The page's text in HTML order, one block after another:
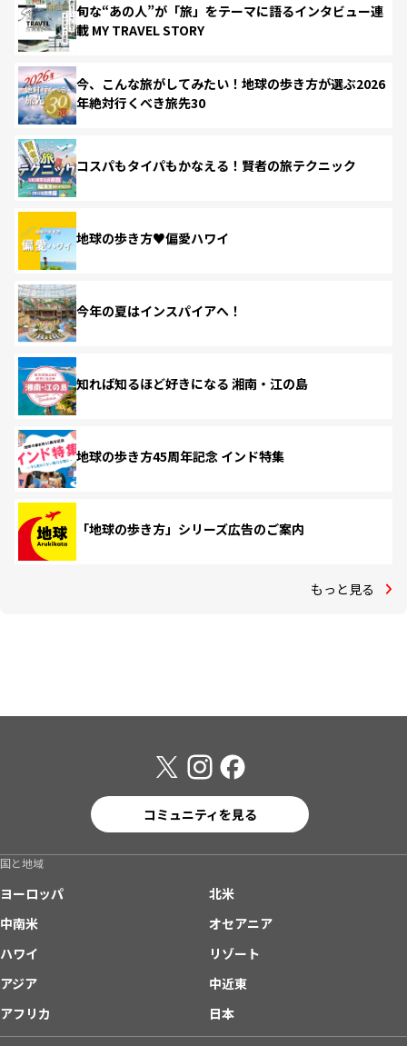
旬な“あの人”が「旅」をテーマに語るインタビュー連
載 MY TRAVEL STORY
今、こんな旅がしてみたい！地球の歩き方が選ぶ2026
年絶対行くべき旅先30
コスパもタイパもかなえる！賢者の旅テクニック
地球の歩き方♥偏愛ハワイ
今年の夏はインスパイアへ！
知れば知るほど好きになる 湘南・江の島
地球の歩き方45周年記念 インド特集
「地球の歩き方」シリーズ広告のご案内
もっと見る
コミュニティを見る
国と地域
ヨーロッパ
北米
中南米
オセアニア
ハワイ
リゾート
アジア
中近東
アフリカ
日本